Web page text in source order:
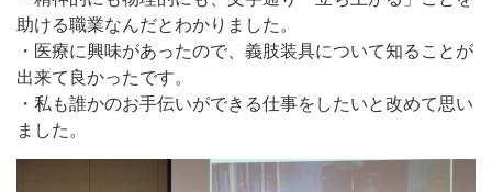
助ける職業なんだとわかりました。
・医療に興味があったので、義肢装具について知ることが
出来て良かったです。
・私も誰かのお手伝いができる仕事をしたいと改めて思い
ました。